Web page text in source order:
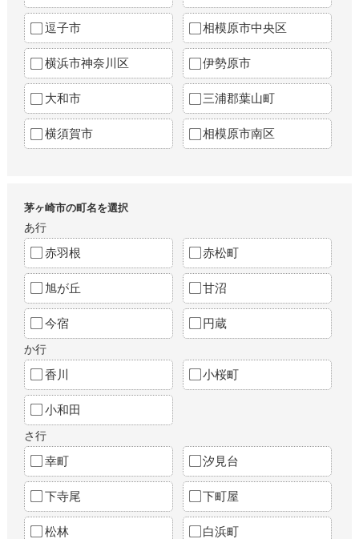
逗子市 相模原市中央区
横浜市神奈川区 伊勢原市
大和市 三浦郡葉山町
横須賀市 相模原市南区
茅ヶ崎市の町名を選択
あ行
赤羽根 赤松町
旭が丘 甘沼
今宿 円蔵
か行
香川 小桜町
小和田
さ行
幸町 汐見台
下寺尾 下町屋
松林 白浜町